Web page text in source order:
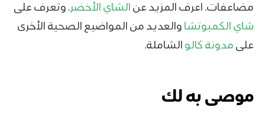
مضاعفات. اعرف المزيد عن الشاي الأخضر. وتعرف على
شاي الكمبوتشا والعديد من المواضيع الصحية الأخرى
على مدونة كالو الشاملة.
موصى به لك